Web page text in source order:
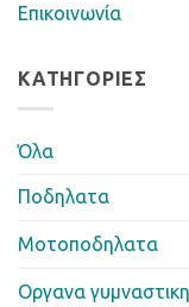
Επικοινωνία
ΚΑΤΗΓΟΡΊΕΣ
Όλα
Ποδηλατα
Μοτοποδηλατα
Οργανα